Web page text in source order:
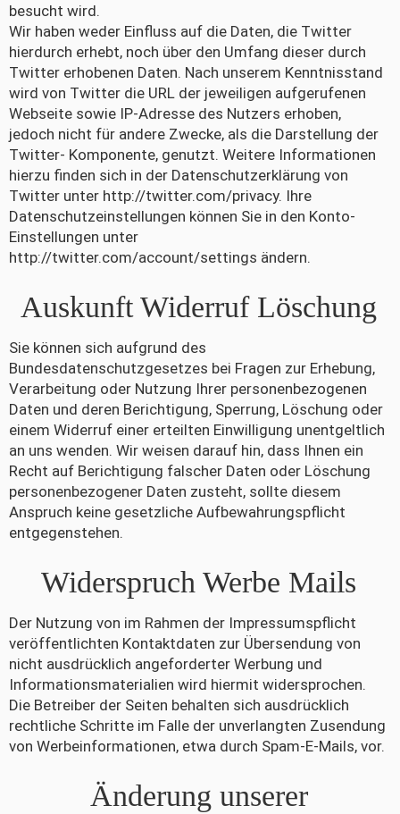
besucht wird.
Wir haben weder Einfluss auf die Daten, die Twitter
hierdurch erhebt, noch über den Umfang dieser durch
Twitter erhobenen Daten. Nach unserem Kenntnisstand
wird von Twitter die URL der jeweiligen aufgerufenen
Webseite sowie IP-Adresse des Nutzers erhoben,
jedoch nicht für andere Zwecke, als die Darstellung der
Twitter- Komponente, genutzt. Weitere Informationen
hierzu finden sich in der Datenschutzerklärung von
Twitter unter http://twitter.com/privacy. Ihre
Datenschutzeinstellungen können Sie in den Konto-
Einstellungen unter
http://twitter.com/account/settings ändern.
Auskunft Widerruf Löschung
Sie können sich aufgrund des
Bundesdatenschutzgesetzes bei Fragen zur Erhebung,
Verarbeitung oder Nutzung Ihrer personenbezogenen
Daten und deren Berichtigung, Sperrung, Löschung oder
einem Widerruf einer erteilten Einwilligung unentgeltlich
an uns wenden. Wir weisen darauf hin, dass Ihnen ein
Recht auf Berichtigung falscher Daten oder Löschung
personenbezogener Daten zusteht, sollte diesem
Anspruch keine gesetzliche Aufbewahrungspflicht
entgegenstehen.
Widerspruch Werbe Mails
Der Nutzung von im Rahmen der Impressumspflicht
veröffentlichten Kontaktdaten zur Übersendung von
nicht ausdrücklich angeforderter Werbung und
Informationsmaterialien wird hiermit widersprochen.
Die Betreiber der Seiten behalten sich ausdrücklich
rechtliche Schritte im Falle der unverlangten Zusendung
von Werbeinformationen, etwa durch Spam-E-Mails, vor.
Änderung unserer